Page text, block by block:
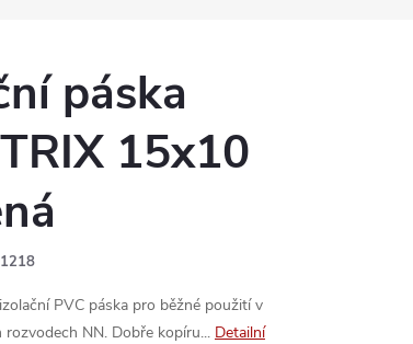
páska
15x10
PVC páska pro běžné použití v
NN. Dobře kopíru... Detailní